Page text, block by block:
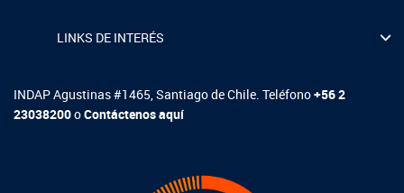
LINKS DE INTERÉS
INDAP Agustinas #1465, Santiago de Chile. Teléfono+56 2
23038200oContáctenos aquí